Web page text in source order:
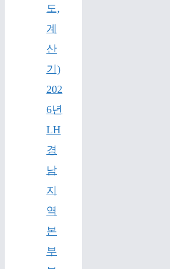
도,
계
산
기)
202
6년
LH
경
남
지
역
본
부